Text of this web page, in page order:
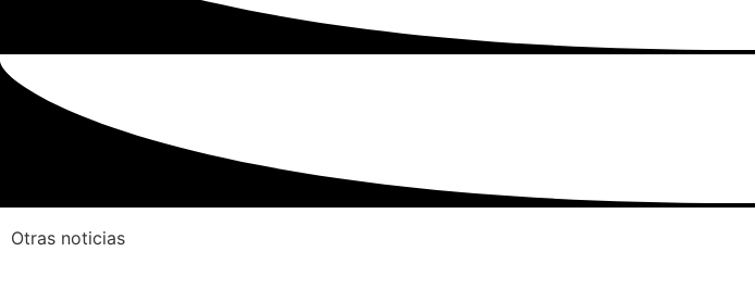
Otras noticias